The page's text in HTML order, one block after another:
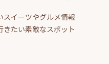
イーツやグルメ情報
たい素敵なスポット